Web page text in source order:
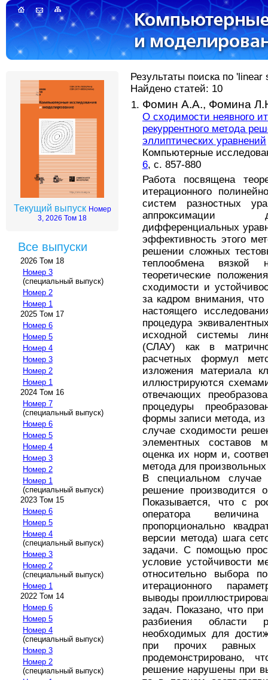
Текущий выпуск Номер
3, 2026 Том 18
Все выпуски
2026 Том 18
Номер 3
(специальный выпуск)
Номер 2
Номер 1
2025 Том 17
Номер 6
Номер 5
Номер 4
Номер 3
Номер 2
Номер 1
2024 Том 16
Номер 7
(специальный выпуск)
Номер 6
Номер 5
Номер 4
Номер 3
Номер 2
Номер 1
(специальный выпуск)
2023 Том 15
Номер 6
Номер 5
Номер 4
(специальный выпуск)
Номер 3
Номер 2
(специальный выпуск)
Номер 1
2022 Том 14
Номер 6
Номер 5
Номер 4
(специальный выпуск)
Номер 3
Номер 2
(специальный выпуск)
Результаты поиска по
Найдено статей: 10
Фомин А.А., Фомина
О сходимости неявного
рекуррентного метода
эллиптических уравнений
Компьютерные
6, с. 857-880
Работа посвящена
итерационного
систем разностных
аппроксимации
дифференциальных
эффективность этого
решении сложных
теплообмена вязкой
теоретические
сходимости и
за кадром внимания,
настоящего
процедура
исходной системы
(СЛАУ) как в
расчетных формул
изложения материала
иллюстрируются
отвечающих
процедуры
формы записи метода, из
случае сходимости
элементных составов
оценка их норм и,
метода для
В специальном случае
решение производится
Показывается, что с
оператора
пропорционально
версии метода) шага
задачи. С помощью
условие устойчивости
относительно выбора
итерационного
выводы
задач. Показано, что при
разбиения области
необходимых для
при прочих равных
продемонстрировано,
решение нарушены при